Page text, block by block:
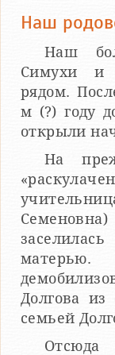
Наш
Наш
Симухи и
рядом.
м (?) году
открыли
На
Долгова
семьей
Отсюда